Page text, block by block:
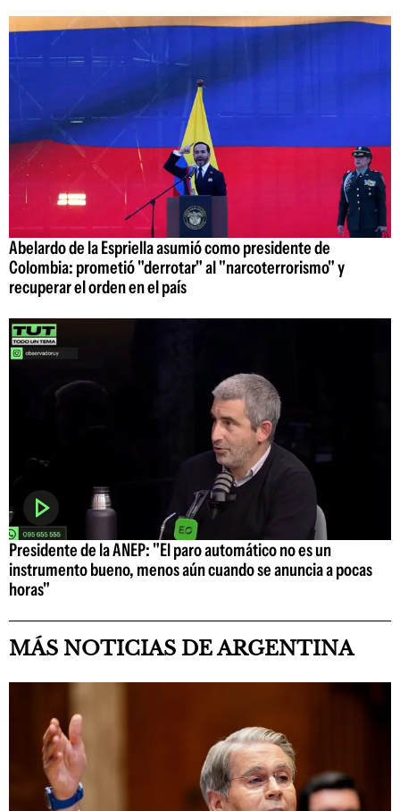
Abelardo de la Espriella asumió como presidente de
Colombia: prometió "derrotar" al "narcoterrorismo" y
recuperar el orden en el país
Presidente de la ANEP: "El paro automático no es un
instrumento bueno, menos aún cuando se anuncia a pocas
horas"
MÁS NOTICIAS DE ARGENTINA